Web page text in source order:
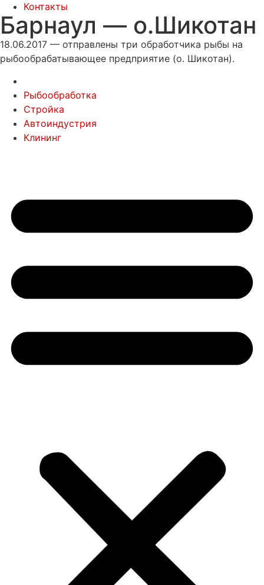
Контакты
Барнаул — о.Шикотан
18.06.2017 — отправлены три обработчика рыбы на
рыбообрабатывающее предприятие (о. Шикотан).
Рыбообработка
Стройка
Автоиндустрия
Клининг